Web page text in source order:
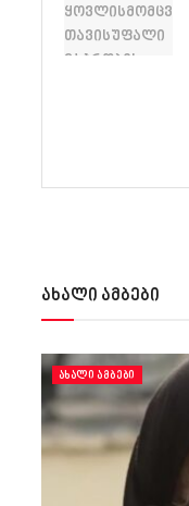
ახალი ამბები
ᲐᲮᲐᲚᲘ ᲐᲛᲑᲔᲑᲘ